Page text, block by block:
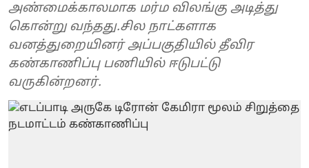
அண்மைக்காலமாக மர்ம விலங்கு அடித்து
கொன்று வந்தது.சில நாட்களாக
வனத்துறையினர் அப்பகுதியில் தீவிர
கண்காணிப்பு பணியில் ஈடுபட்டு
வருகின்றனர்.